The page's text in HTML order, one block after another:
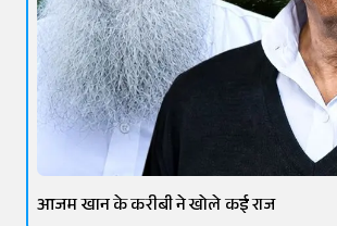
आजम खान के करीबी ने खोले कई राज